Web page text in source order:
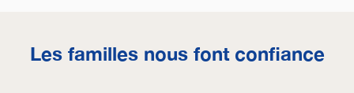
Les familles nous font confiance